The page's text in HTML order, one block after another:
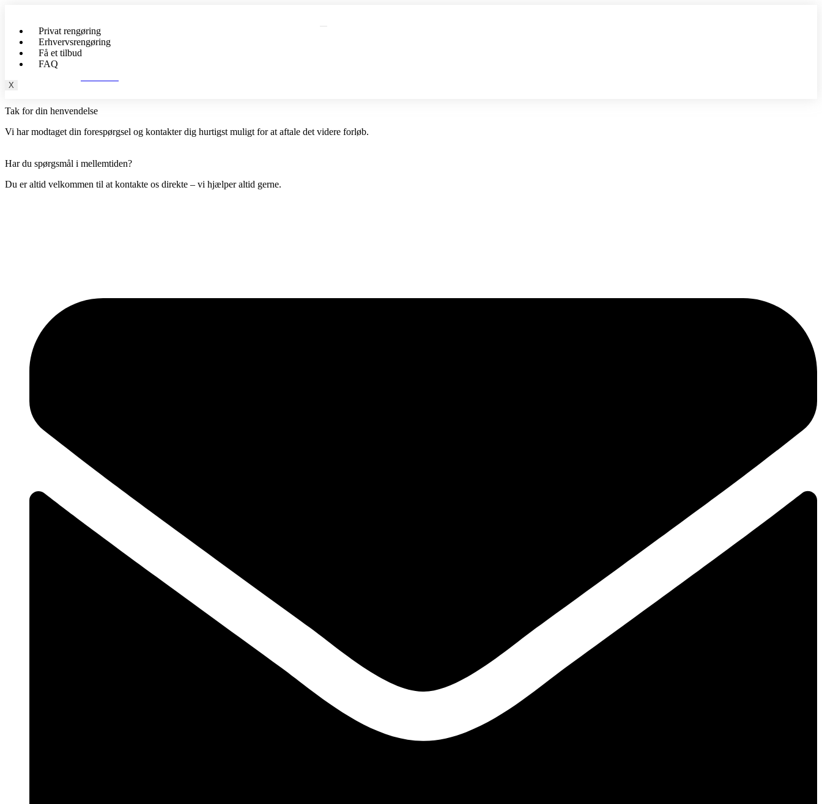
Privat rengøring
Erhvervsrengøring
Få et tilbud
FAQ
X
Tak for din henvendelse
Vi har modtaget din forespørgsel og kontakter dig hurtigst muligt for at aftale det videre forløb.
Har du spørgsmål i mellemtiden?
Du er altid velkommen til at kontakte os direkte – vi hjælper altid gerne.